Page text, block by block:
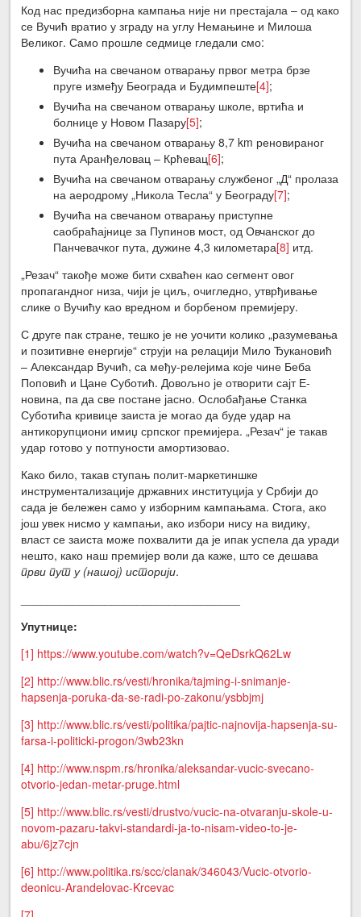
Код нас предизборна кампања није ни престајала – од како
се Вучић вратио у зграду на углу Немањине и Милоша
Великог. Само прошле седмице гледали смо:
Вучића на свечаном отварању првог метра брзе
пруге између Београда и Будимпеште[4];
Вучића на свечаном отварању школе, вртића и
болнице у Новом Пазару[5];
Вучића на свечаном отварању 8,7 km реновираног
пута Аранђеловац – Крћевац[6];
Вучића на свечаном отварању службеног „Д“ пролаза
на аеродрому „Никола Тесла“ у Београду[7];
Вучића на свечаном отварању приступне
саобраћајнице за Пупинов мост, од Овчанског до
Панчевачког пута, дужине 4,3 километара[8] итд.
„Резач“ такође може бити схваћен као сегмент овог
пропагандног низа, чији је циљ, очигледно, утврђивање
слике о Вучићу као вредном и борбеном премијеру.
С друге пак стране, тешко је не уочити колико „разумевања
и позитивне енергије“ струји на релацији Мило Ђукановић
– Александар Вучић, са међу-релејима које чине Беба
Поповић и Цане Суботић. Довољно је отворити сајт Е-
новина, па да све постане јасно. Ослобађање Станка
Суботића кривице заиста је могао да буде удар на
антикорупциони имиџ српског премијера. „Резач“ је такав
удар готово у потпуности амортизовао.
Како било, такав ступањ полит-маркетиншке
инструментализације државних институција у Србији до
сада је бележен само у изборним кампањама. Стога, ако
још увек нисмо у кампањи, ако избори нису на видику,
власт се заиста може похвалити да је ипак успела да уради
нешто, како наш премијер воли да каже, што се дешава
први пут у (нашој) историји.
Упутнице:
[1] https://www.youtube.com/watch?v=QeDsrkQ62Lw
[2] http://www.blic.rs/vesti/hronika/tajming-i-snimanje-
hapsenja-poruka-da-se-radi-po-zakonu/ysbbjmj
[3] http://www.blic.rs/vesti/politika/pajtic-najnovija-hapsenja-su-
farsa-i-politicki-progon/3wb23kn
[4] http://www.nspm.rs/hronika/aleksandar-vucic-svecano-
otvorio-jedan-metar-pruge.html
[5] http://www.blic.rs/vesti/drustvo/vucic-na-otvaranju-skole-u-
novom-pazaru-takvi-standardi-ja-to-nisam-video-to-je-
abu/6jz7cjn
[6] http://www.politika.rs/scc/clanak/346043/Vucic-otvorio-
deonicu-Arandelovac-Krcevac